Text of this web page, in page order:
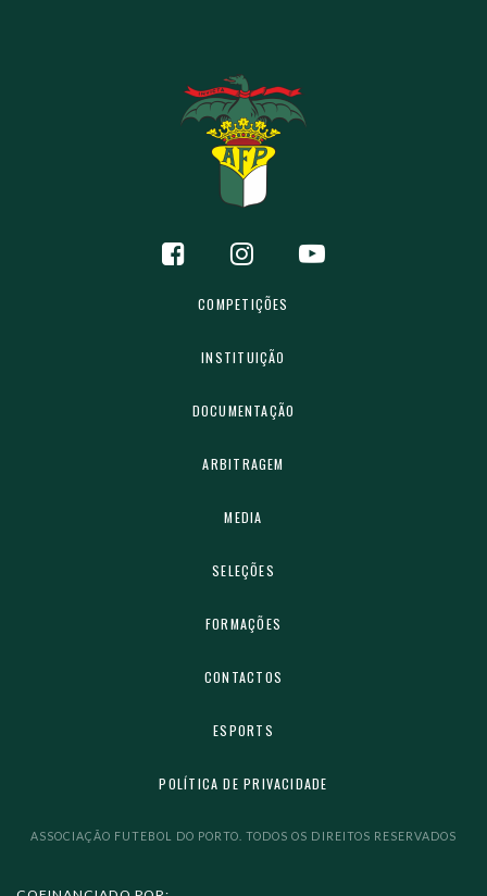
COMPETIÇÕES
INSTITUIÇÃO
DOCUMENTAÇÃO
ARBITRAGEM
MEDIA
SELEÇÕES
FORMAÇÕES
CONTACTOS
ESPORTS
POLÍTICA DE PRIVACIDADE
ASSOCIAÇÃO FUTEBOL DO PORTO. TODOS OS DIREITOS RESERVADOS